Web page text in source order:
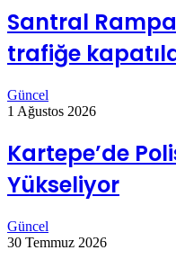
Santral
trafiğe
Güncel
1 Ağustos 2026
Kartepe’de
Yükseliyor
Güncel
30 Temmuz 2026